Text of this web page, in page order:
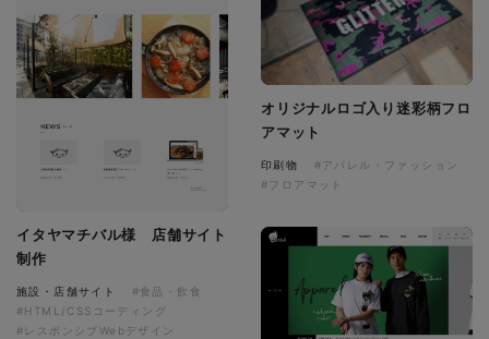
イタヤマチバル様 店舗サイト
制作
施設・店舗サイト
#食品・飲食
#HTML/CSSコーディング
#レスポンシブWebデザイン
オリジナルロゴ入り迷彩柄フロ
アマット
印刷物
#アパレル・ファッション
#フロアマット